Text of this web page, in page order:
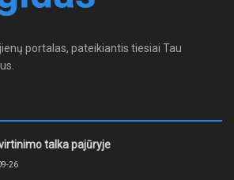
portalas, pateikiantis tiesiai Tau
talka pajūryje
26